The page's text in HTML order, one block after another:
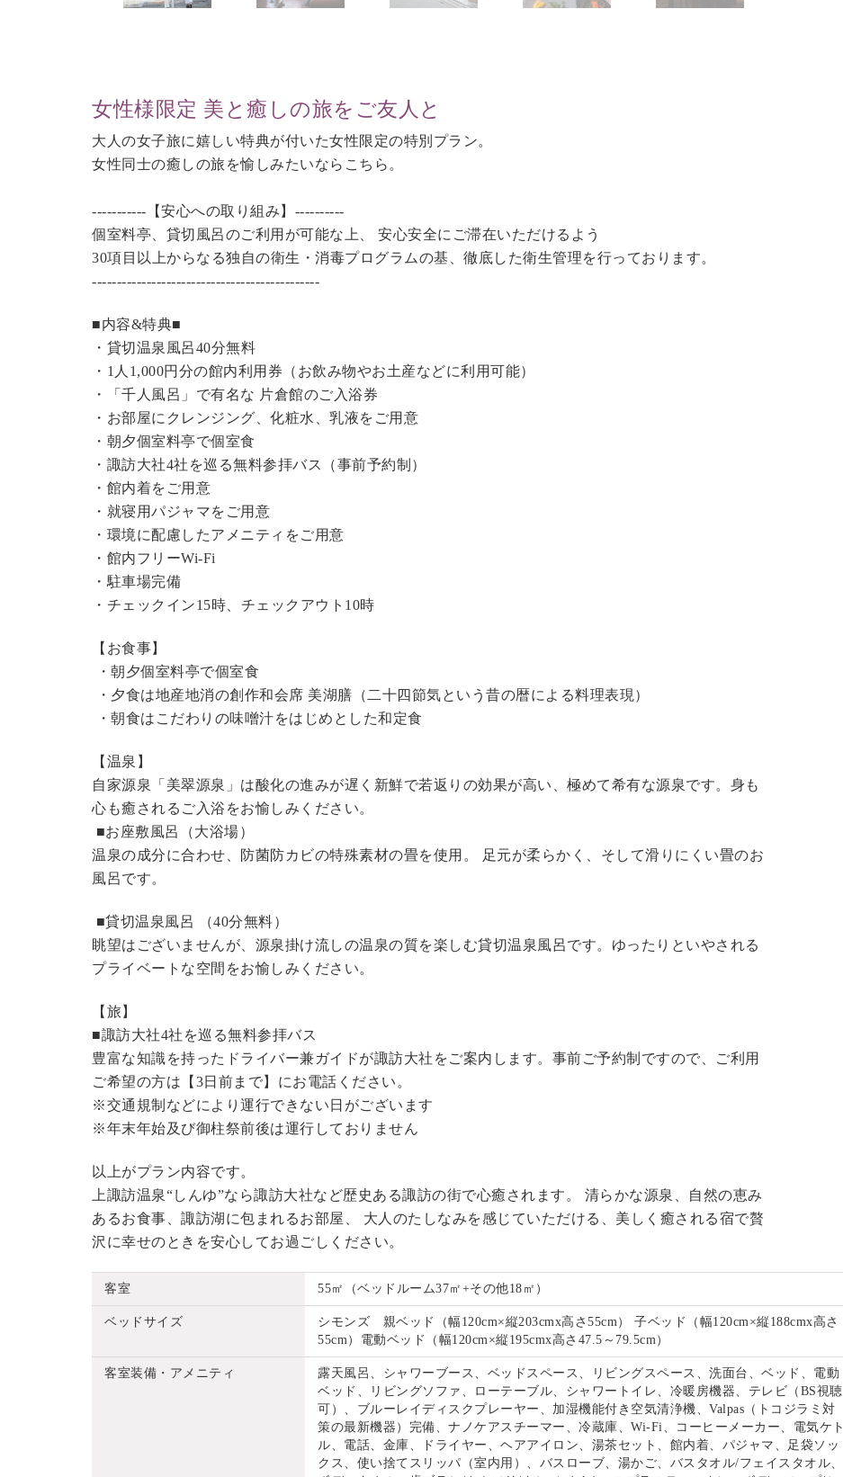
女性様限定 美と癒しの旅をご友人と
大人の女子旅に嬉しい特典が付いた女性限定の特別プラン。
女性同士の癒しの旅を愉しみたいならこちら。
-----------【安心への取り組み】----------
個室料亭、貸切風呂のご利用が可能な上、 安心安全にご滞在いただけるよう
30項目以上からなる独自の衛生・消毒プログラムの基、徹底した衛生管理を行っております。
----------------------------------------------
■内容&特典■
・ 貸切温泉風呂40分無料
・1人1,000円分の館内利用券（お飲み物やお土産などに利用可能）
・「千人風呂」で有名な 片倉館のご入浴券
・お部屋にクレンジング、化粧水、乳液をご用意
・朝夕個室料亭で個室食
・諏訪大社4社を巡る無料参拝バス（事前予約制）
・館内着をご用意
・就寝用パジャマをご用意
・環境に配慮したアメニティをご用意
・館内フリーWi-Fi
・駐車場完備
・チェックイン15時、チェックアウト10時
【お食事】
・朝夕個室料亭で個室食
・夕食は地産地消の創作和会席 美湖膳（二十四節気という昔の暦による料理表現）
・朝食はこだわりの味噌汁をはじめとした和定食
【温泉】
自家源泉「美翠源泉」は酸化の進みが遅く新鮮で若返りの効果が高い、極めて希有な源泉です。身も
心も癒されるご入浴をお愉しみください。
■お座敷風呂（大浴場）
温泉の成分に合わせ、防菌防カビの特殊素材の畳を使用。 足元が柔らかく、そして滑りにくい畳のお
風呂です。
■貸切温泉風呂 （40分無料）
眺望はございませんが、源泉掛け流しの温泉の質を楽しむ貸切温泉風呂です。ゆったりといやされる
プライベートな空間をお愉しみください。
【旅】
■諏訪大社4社を巡る無料参拝バス
豊富な知識を持ったドライバー兼ガイドが諏訪大社をご案内します。 事前ご予約制ですので、ご利用
ご希望の方は【3日前まで】にお電話ください。
※交通規制などにより運行できない日がございます
※年末年始及び御柱祭前後は運行しておりません
以上がプラン内容です。
上諏訪温泉“しんゆ”なら諏訪大社など歴史ある諏訪の街で心癒されます。 清らかな源泉、自然の恵み
あるお食事、諏訪湖に包まれるお部屋、 大人のたしなみを感じていただける、美しく癒される宿で贅
沢に幸せのときを安心してお過ごしください。
客室 55㎡（ベッドルーム37㎡+その他18㎡）
ベッドサイズ
シモンズ 親ベッド（幅120cm×縦203cmx高さ55cm） 子ベッド（幅120cm×縦188cmx高さ
55cm）電動ベッド（幅120cm×縦195cmx高さ47.5～79.5cm）
客室装備・アメニティ
露天風呂、シャワーブース、ベッドスペース、リビングスペース、洗面台、ベッド、電動
ベッド、リビングソファ、ローテーブル、シャワートイレ、冷暖房機器、テレビ（BS視聴
可）、ブルーレイディスクプレーヤー、加湿機能付き空気清浄機、Valpas（トコジラミ対
策の最新機器）完備、ナノケアスチーマー、冷蔵庫、Wi-Fi、コーヒーメーカー、電気ケト
ル、電話、金庫、ドライヤー、ヘアアイロン、湯茶セット、館内着、パジャマ、足袋ソッ
クス、使い捨てスリッパ（室内用）、バスローブ、湯かご、バスタオル/フェイスタオル、